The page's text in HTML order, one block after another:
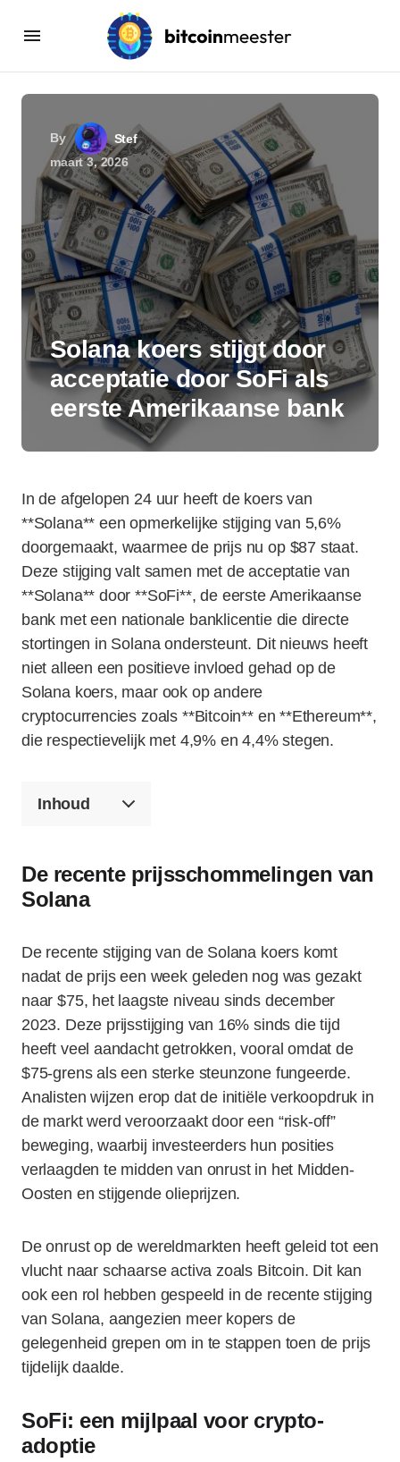
By
Stef
maart 3, 2026
Solana koers stijgt door
acceptatie door SoFi als
eerste Amerikaanse bank
In de afgelopen 24 uur heeft de koers van
**Solana** een opmerkelijke stijging van 5,6%
doorgemaakt, waarmee de prijs nu op $87 staat.
Deze stijging valt samen met de acceptatie van
**Solana** door **SoFi**, de eerste Amerikaanse
bank met een nationale banklicentie die directe
stortingen in Solana ondersteunt. Dit nieuws heeft
niet alleen een positieve invloed gehad op de
Solana koers, maar ook op andere
cryptocurrencies zoals **Bitcoin** en **Ethereum**,
die respectievelijk met 4,9% en 4,4% stegen.
Inhoud
De recente prijsschommelingen van
Solana
De recente stijging van de Solana koers komt
nadat de prijs een week geleden nog was gezakt
naar $75, het laagste niveau sinds december
2023. Deze prijsstijging van 16% sinds die tijd
heeft veel aandacht getrokken, vooral omdat de
$75-grens als een sterke steunzone fungeerde.
Analisten wijzen erop dat de initiële verkoopdruk in
de markt werd veroorzaakt door een “risk-off”
beweging, waarbij investeerders hun posities
verlaagden te midden van onrust in het Midden-
Oosten en stijgende olieprijzen.
De onrust op de wereldmarkten heeft geleid tot een
vlucht naar schaarse activa zoals Bitcoin. Dit kan
ook een rol hebben gespeeld in de recente stijging
van Solana, aangezien meer kopers de
gelegenheid grepen om in te stappen toen de prijs
tijdelijk daalde.
SoFi: een mijlpaal voor crypto-
adoptie